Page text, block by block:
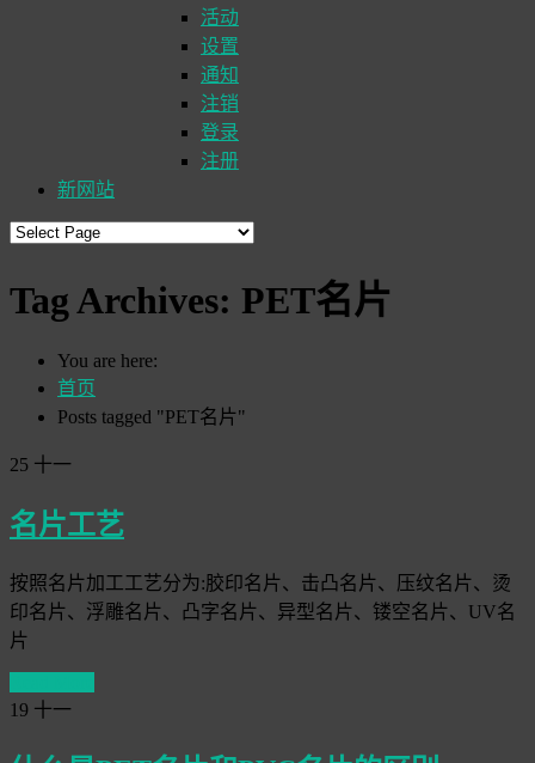
活动
设置
通知
注销
登录
注册
新网站
Tag Archives: PET名片
You are here:
首页
Posts tagged "PET名片"
25 十一
名片工艺
按照名片加工工艺分为:胶印名片、击凸名片、压纹名片、烫
印名片、浮雕名片、凸字名片、异型名片、镂空名片、UV名
片
19 十一